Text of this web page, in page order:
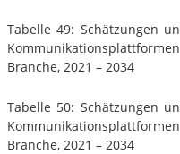
Tabelle 49: Schätzungen
Branche, 2021 – 2034
Tabelle 50: Schätzungen
Branche, 2021 – 2034